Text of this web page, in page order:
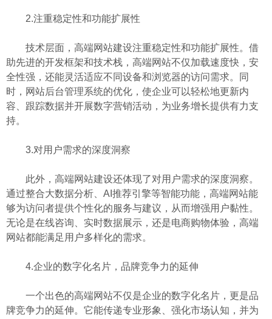
2.注重稳定性和功能扩展性
技术层面，高端网站建设注重稳定性和功能扩展性。借
助先进的开发框架和技术栈，高端网站不仅加载速度快，安
全性强，还能灵活适应不同设备和浏览器的访问需求。同
时，网站后台管理系统的优化，使企业可以轻松地更新内
容、跟踪数据并开展数字营销活动，为业务增长提供有力支
持。
3.对用户需求的深度洞察
此外，高端网站建设还体现了对用户需求的深度洞察。
通过整合大数据分析、AI推荐引擎等智能功能，高端网站能
够为访问者提供个性化的服务与建议，从而增强用户黏性。
无论是在线咨询、实时数据展示，还是电商购物体验，高端
网站都能满足用户多样化的需求。
4.企业的数字化名片，品牌竞争力的延伸
一个出色的高端网站不仅是企业的数字化名片，更是品
牌竞争力的延伸。它能传递专业形象、强化市场认知，并为